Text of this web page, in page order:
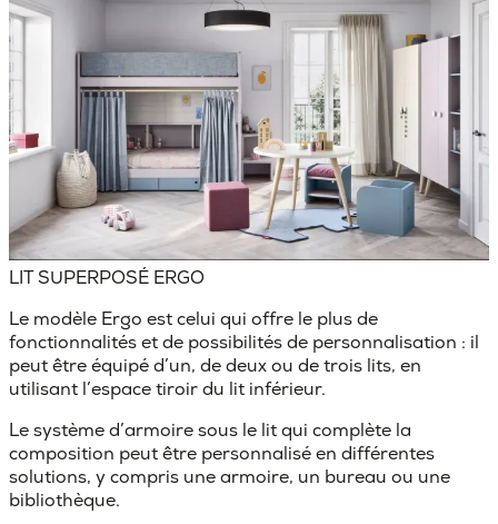
LIT SUPERPOSÉ ERGO
Le modèle Ergo est celui qui offre le plus de
fonctionnalités et de possibilités de personnalisation : il
peut être équipé d’un, de deux ou de trois lits, en
utilisant l’espace tiroir du lit inférieur.
Le système d’armoire sous le lit qui complète la
composition peut être personnalisé en différentes
solutions, y compris une armoire, un bureau ou une
bibliothèque.